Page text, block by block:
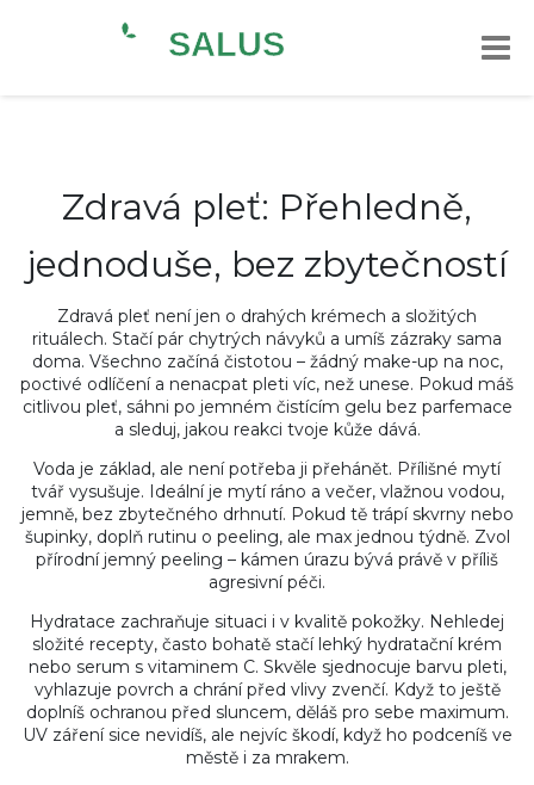
Zdravá pleť: Přehledně,
jednoduše, bez zbytečností
Zdravá pleť není jen o drahých krémech a složitých
rituálech. Stačí pár chytrých návyků a umíš zázraky sama
doma. Všechno začíná čistotou – žádný make-up na noc,
poctivé odlíčení a nenacpat pleti víc, než unese. Pokud máš
citlivou pleť, sáhni po jemném čistícím gelu bez parfemace
a sleduj, jakou reakci tvoje kůže dává.
Voda je základ, ale není potřeba ji přehánět. Přílišné mytí
tvář vysušuje. Ideální je mytí ráno a večer, vlažnou vodou,
jemně, bez zbytečného drhnutí. Pokud tě trápí skvrny nebo
šupinky, doplň rutinu o peeling, ale max jednou týdně. Zvol
přírodní jemný peeling – kámen úrazu bývá právě v příliš
agresivní péči.
Hydratace zachraňuje situaci i v kvalitě pokožky. Nehledej
složité recepty, často bohatě stačí lehký hydratační krém
nebo serum s vitaminem C. Skvěle sjednocuje barvu pleti,
vyhlazuje povrch a chrání před vlivy zvenčí. Když to ještě
doplníš ochranou před sluncem, děláš pro sebe maximum.
UV záření sice nevidíš, ale nejvíc škodí, když ho podceníš ve
městě i za mrakem.